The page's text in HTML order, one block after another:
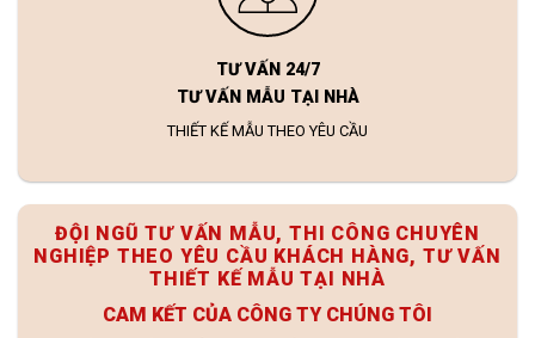
TƯ VẤN 24/7
TƯ VẤN MẪU TẠI NHÀ
THIẾT KẾ MẪU THEO YÊU CẦU
ĐỘI NGŨ TƯ VẤN MẪU, THI CÔNG CHUYÊN
NGHIỆP THEO YÊU CẦU KHÁCH HÀNG, TƯ VẤN
THIẾT KẾ MẪU TẠI NHÀ
CAM KẾT CỦA CÔNG TY CHÚNG TÔI